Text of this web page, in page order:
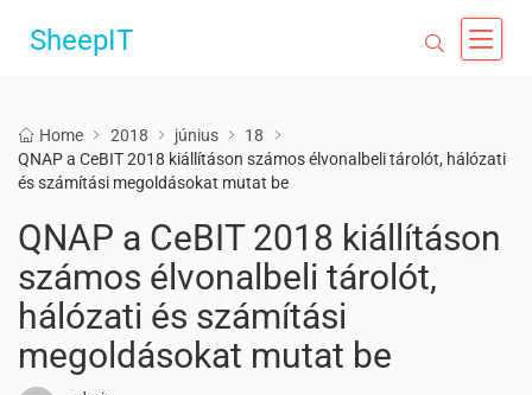
SheepIT
Home 2018 június
18
QNAP a CeBIT 2018 kiállításon számos élvonalbeli tárolót, hálózati
és számítási megoldásokat mutat be
QNAP a CeBIT 2018 kiállításon
számos élvonalbeli tárolót,
hálózati és számítási
megoldásokat mutat be